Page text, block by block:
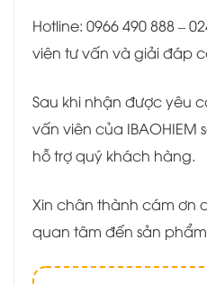
Hotline: 0966 490 888 –
viên tư vấn và giải đáp
Sau khi nhận được yêu
vấn viên của IBAOHIEM
hỗ trợ quý khách hàng.
Xin chân thành cám ơn
quan tâm đến sản